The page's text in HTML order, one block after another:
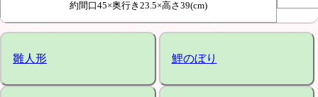
約間口45×奥行き23.5×高さ39(cm)
雛人形 鯉のぼり